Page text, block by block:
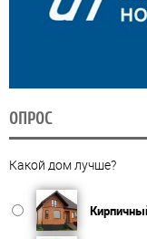
ОПРОС
Какой дом лучше?